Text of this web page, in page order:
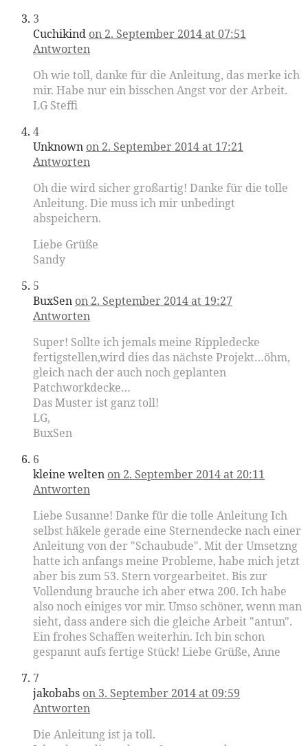
3
Cuchikind on 2. September 2014 at 07:51
Antworten
Oh wie toll, danke für die Anleitung, das merke ich
mir. Habe nur ein bisschen Angst vor der Arbeit.
LG Steffi
4
Unknown on 2. September 2014 at 17:21
Antworten
Oh die wird sicher großartig! Danke für die tolle
Anleitung. Die muss ich mir unbedingt
abspeichern.
Liebe Grüße
Sandy
5
BuxSen on 2. September 2014 at 19:27
Antworten
Super! Sollte ich jemals meine Rippledecke
fertigstellen,wird dies das nächste Projekt…öhm,
gleich nach der auch noch geplanten
Patchworkdecke…
Das Muster ist ganz toll!
LG,
BuxSen
6
kleine welten on 2. September 2014 at 20:11
Antworten
Liebe Susanne! Danke für die tolle Anleitung Ich
selbst häkele gerade eine Sternendecke nach einer
Anleitung von der "Schaubude". Mit der Umsetzng
hatte ich anfangs meine Probleme, habe mich jetzt
aber bis zum 53. Stern vorgearbeitet. Bis zur
Vollendung brauche ich aber etwa 200. Ich habe
also noch einiges vor mir. Umso schöner, wenn man
sieht, dass andere sich die gleiche Arbeit "antun".
Ein frohes Schaffen weiterhin. Ich bin schon
gespannt aufs fertige Stück! Liebe Grüße, Anne
7
jakobabs on 3. September 2014 at 09:59
Antworten
Die Anleitung ist ja toll.